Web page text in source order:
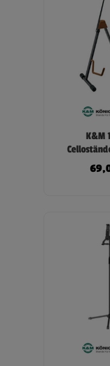
K&M